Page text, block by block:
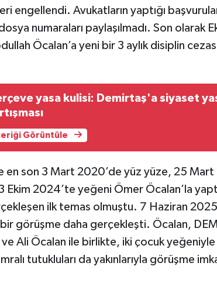
engellendi. Avukatların yaptığı
numaraları paylaşılmadı. Son olarak
Öcalan’a yeni bir 3 aylık disiplin
yasa kulisi: Demirtaş'a siyaset
Görüntüle
en son 3 Mart 2020’de yüz yüze, 25 Mart
2024’te yeğeni Ömer Öcalan’la
ilk temas olmuştu. 7 Haziran
bir görüşme daha gerçekleşti. Öcalan,
Ali Öcalan ile birlikte, iki çocuk yeğeniyle
tutukluları da yakınlarıyla görüşme